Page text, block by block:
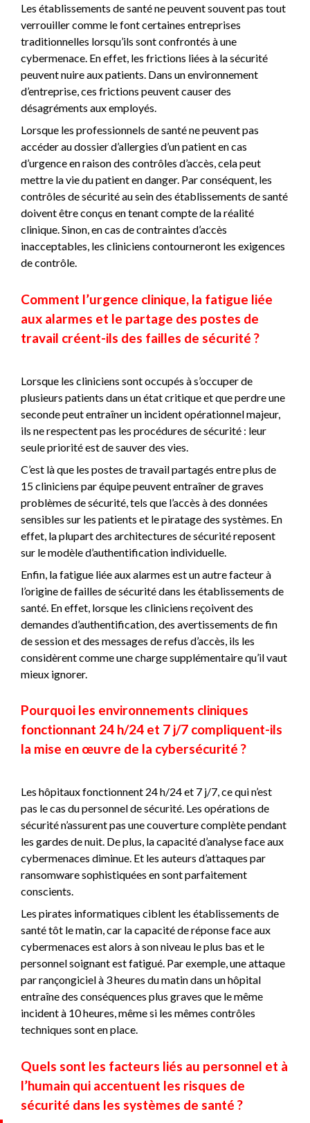
Les établissements de santé ne peuvent souvent pas tout
verrouiller comme le font certaines entreprises
traditionnelles lorsqu’ils sont confrontés à une
cybermenace. En effet, les frictions liées à la sécurité
peuvent nuire aux patients. Dans un environnement
d’entreprise, ces frictions peuvent causer des
désagréments aux employés.
Lorsque les professionnels de santé ne peuvent pas
accéder au dossier d’allergies d’un patient en cas
d’urgence en raison des contrôles d’accès, cela peut
mettre la vie du patient en danger. Par conséquent, les
contrôles de sécurité au sein des établissements de santé
doivent être conçus en tenant compte de la réalité
clinique. Sinon, en cas de contraintes d’accès
inacceptables, les cliniciens contourneront les exigences
de contrôle.
Comment l’urgence clinique, la fatigue liée
aux alarmes et le partage des postes de
travail créent-ils des failles de sécurité ?
Lorsque les cliniciens sont occupés à s’occuper de
plusieurs patients dans un état critique et que perdre une
seconde peut entraîner un incident opérationnel majeur,
ils ne respectent pas les procédures de sécurité : leur
seule priorité est de sauver des vies.
C’est là que les postes de travail partagés entre plus de
15 cliniciens par équipe peuvent entraîner de graves
problèmes de sécurité, tels que l’accès à des données
sensibles sur les patients et le piratage des systèmes. En
effet, la plupart des architectures de sécurité reposent
sur le modèle d’authentification individuelle.
Enfin, la fatigue liée aux alarmes est un autre facteur à
l’origine de failles de sécurité dans les établissements de
santé. En effet, lorsque les cliniciens reçoivent des
demandes d’authentification, des avertissements de fin
de session et des messages de refus d’accès, ils les
considèrent comme une charge supplémentaire qu’il vaut
mieux ignorer.
Pourquoi les environnements cliniques
fonctionnant 24 h/24 et 7 j/7 compliquent-ils
la mise en œuvre de la cybersécurité ?
Les hôpitaux fonctionnent 24 h/24 et 7 j/7, ce qui n’est
pas le cas du personnel de sécurité. Les opérations de
sécurité n’assurent pas une couverture complète pendant
les gardes de nuit. De plus, la capacité d’analyse face aux
cybermenaces diminue. Et les auteurs d’attaques par
ransomware sophistiquées en sont parfaitement
conscients.
Les pirates informatiques ciblent les établissements de
santé tôt le matin, car la capacité de réponse face aux
cybermenaces est alors à son niveau le plus bas et le
personnel soignant est fatigué. Par exemple, une attaque
par rançongiciel à 3 heures du matin dans un hôpital
entraîne des conséquences plus graves que le même
incident à 10 heures, même si les mêmes contrôles
techniques sont en place.
Quels sont les facteurs liés au personnel et à
l’humain qui accentuent les risques de
sécurité dans les systèmes de santé ?